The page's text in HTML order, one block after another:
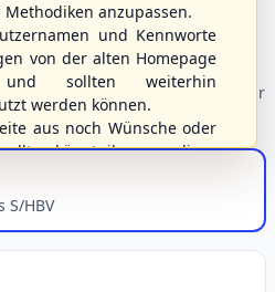
– wählen Sie einen Einstieg für
S/HBV
anzupassen.
und Kennworte
von der alten Homepage
sollten weiterhin
werden können.
aus noch Wünsche oder
könnt ihr uns diese